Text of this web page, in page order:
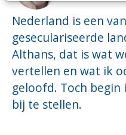
Nederland is een
geseculariseerde
Althans, dat is wat
vertellen en wat ik
geloofd. Toch begin
bij te stellen.